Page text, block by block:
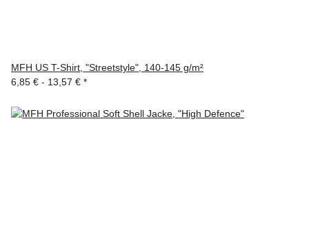
MFH US T-Shirt, "Streetstyle", 140-145 g/m²
6,85 € - 13,57 € *